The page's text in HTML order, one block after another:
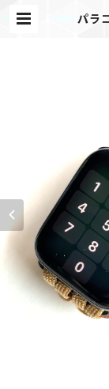
パラ